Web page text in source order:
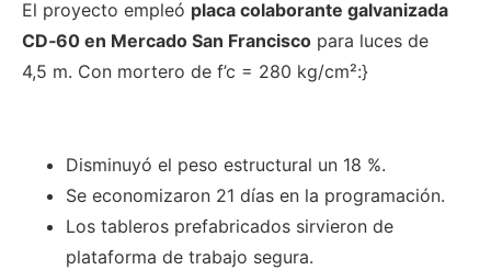
El proyecto empleó placa colaborante galvanizada
CD‑60 en Mercado San Francisco para luces de
4,5 m. Con mortero de f’c = 280 kg/cm²:}
Disminuyó el peso estructural un 18 %.
Se economizaron 21 días en la programación.
Los tableros prefabricados sirvieron de
plataforma de trabajo segura.